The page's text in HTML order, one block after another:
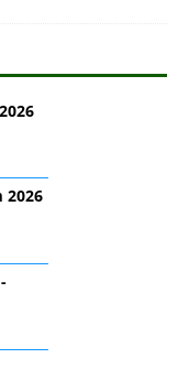
2026